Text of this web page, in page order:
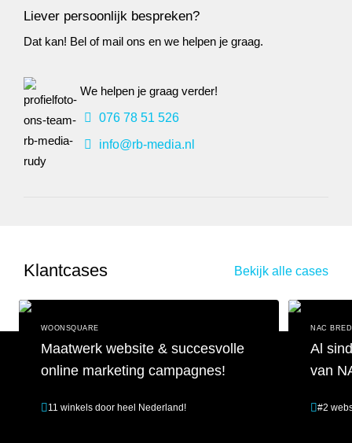
Liever persoonlijk bespreken?
Dat kan! Bel of mail ons en we helpen je graag.
We helpen je graag verder!
076 78 51 526
info@rb-media.nl
Klantcases Bekijk alle cases
WOONSQUARE
Maatwerk website & succesvolle
online marketing campagnes!
11 winkels door heel Nederland!
NAC
Al
van
#2